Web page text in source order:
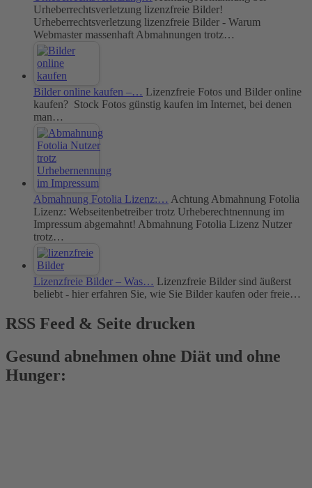
Urheberrechtsverletzung lizenzfreie Bilder!
Urheberrechtsverletzung lizenzfreie Bilder - Warum
Webmaster massenhaft Abmahnungen trotz…
Bilder online kaufen –… Lizenzfreie Fotos und Bilder online
kaufen? Stock Fotos günstig kaufen im Internet, bei denen
man…
Abmahnung Fotolia Lizenz:… Achtung Abmahnung Fotolia
Lizenz: Webseitenbetreiber trotz Urheberechtnennung im
Impressum abgemahnt! Abmahnung Fotolia Lizenz Nutzer
trotz…
Lizenzfreie Bilder – Was… Lizenzfreie Bilder sind äußerst
beliebt - hier erfahren Sie, wie Sie Bilder kaufen oder freie…
RSS Feed & Seite drucken
Gesund abnehmen ohne Diät und ohne
Hunger: